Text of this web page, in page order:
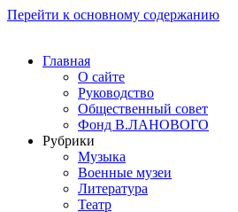
Перейти к основному содержанию
Главная
О сайте
Руководство
Общественный совет
Фонд В.ЛАНОВОГО
Рубрики
Музыка
Военные музеи
Литература
Театр